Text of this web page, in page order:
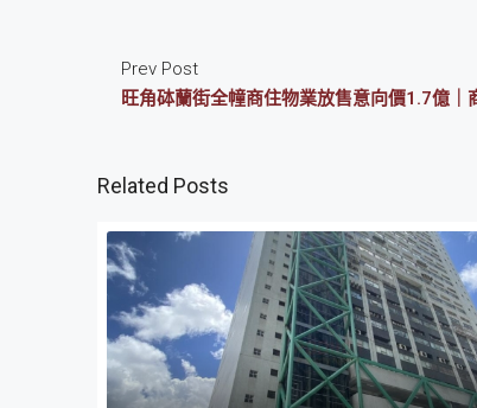
Prev Post
旺角砵蘭街全幢商住物業放售意向價1.7億｜
Related Posts